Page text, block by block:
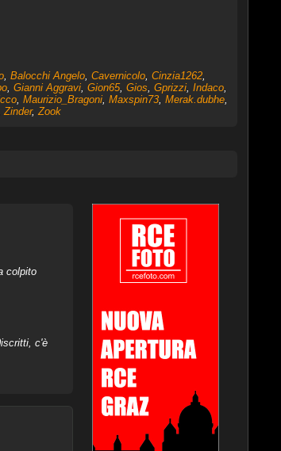
, Balocchi Angelo, Cavernicolo, Cinzia1262,
, Gianni Aggravi, Gion65, Gios, Gprizzi, Indaco,
, Maurizio_Bragoni, Maxspin73, Merak.dubhe,
Zinder,Zook
colpito
c'è